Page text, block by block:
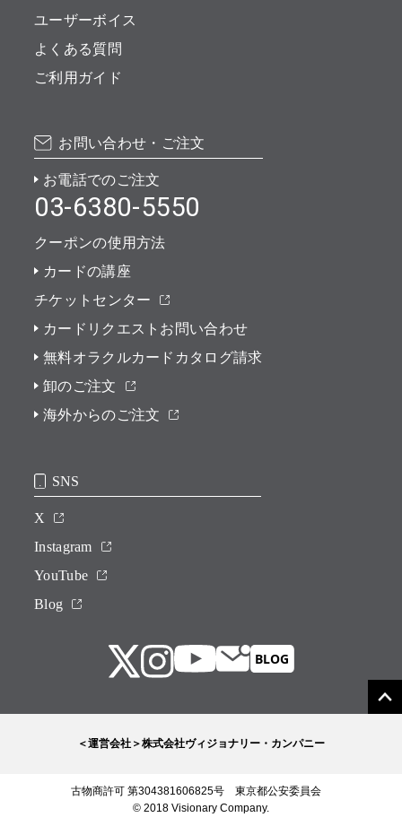
ユーザーボイス
よくある質問
ご利用ガイド
お問い合わせ・ご注文
お電話でのご注文
03-6380-5550
クーポンの使用方法
カードの講座
チケットセンター
カードリクエストお問い合わせ
無料オラクルカードカタログ請求
卸のご注文
海外からのご注文
SNS
X
Instagram
YouTube
Blog
＜運営会社＞株式会社ヴィジョナリー・カンパニー
古物商許可 第304381606825号 東京都公安委員会
© 2018 Visionary Company.